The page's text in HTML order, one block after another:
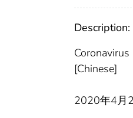
Description:
[Chinese]
2020年4月